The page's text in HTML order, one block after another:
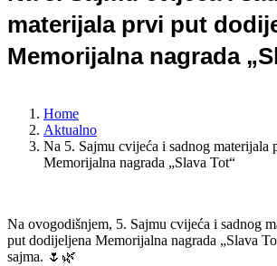
materijala prvi put
Memorijalna nagrada
Home
Aktualno
Na 5. Sajmu cvijeća i sadnog materijala
Memorijalna nagrada „Slava Tot“
Na ovogodišnjem, 5. Sajmu cvijeća i sadnog
put dodijeljena Memorijalna nagrada „Slava
sajma. 🌷🌿